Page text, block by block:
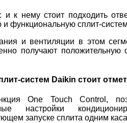
к нему стоит подходить
сплит-
и вентиляции в этом
получают положительную
систем Daikin стоит
One Touch Control,
настройки
запуске сплита одним